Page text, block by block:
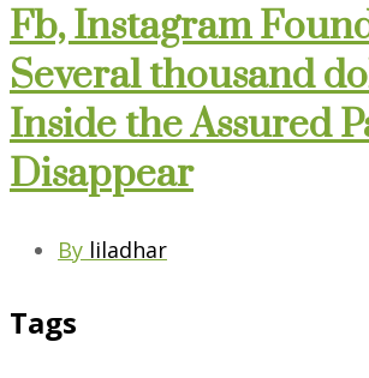
Fb, Instagram
Several thousand
Inside the Assured
Disappear
By liladhar
Tags